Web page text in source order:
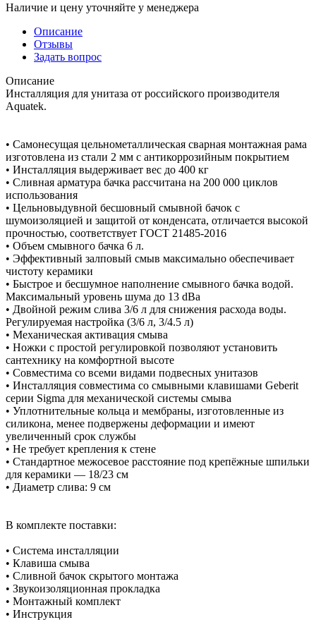
Наличие и цену уточняйте у менеджера
Описание
Отзывы
Задать вопрос
Описание
Инсталляция для унитаза от российского производителя
Aquatek.
• Самонесущая цельнометаллическая сварная монтажная рама
изготовлена из стали 2 мм с антикоррозийным покрытием
• Инсталляция выдерживает вес до 400 кг
• Сливная арматура бачка рассчитана на 200 000 циклов
использования
• Цельновыдувной бесшовный смывной бачок с
шумоизоляцией и защитой от конденсата, отличается высокой
прочностью, соответствует ГОСТ 21485-2016
• Объем смывного бачка 6 л.
• Эффективный залповый смыв максимально обеспечивает
чистоту керамики
• Быстрое и бесшумное наполнение смывного бачка водой.
Максимальный уровень шума до 13 dBa
• Двойной режим слива 3/6 л для снижения расхода воды.
Регулируемая настройка (3/6 л, 3/4.5 л)
• Механическая активация смыва
• Ножки с простой регулировкой позволяют установить
сантехнику на комфортной высоте
• Совместима со всеми видами подвесных унитазов
• Инсталляция совместима со смывными клавишами Geberit
серии Sigma для механической системы смыва
• Уплотнительные кольца и мембраны, изготовленные из
силикона, менее подвержены деформации и имеют
увеличенный срок службы
• Не требует крепления к стене
• Стандартное межосевое расстояние под крепёжные шпильки
для керамики — 18/23 см
• Диаметр слива: 9 см
В комплекте поставки:
• Система инсталляции
• Клавиша смыва
• Сливной бачок скрытого монтажа
• Звукоизоляционная прокладка
• Монтажный комплект
• Инструкция